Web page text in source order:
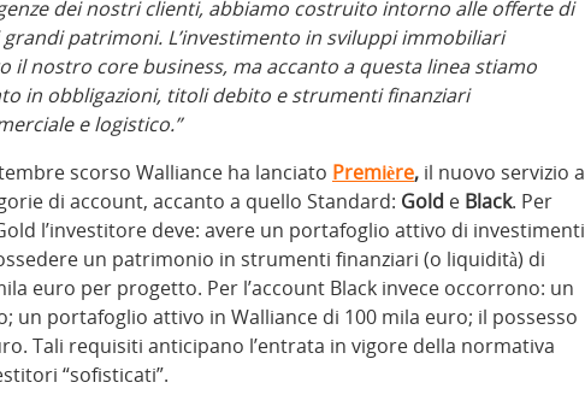
dei nostri clienti, abbiamo costruito intorno alle offerte di
patrimoni. L’investimento in sviluppi immobiliari
il nostro core business, ma accanto a questa linea stiamo
in obbligazioni, titoli debito e strumenti finanziari
e logistico.”
scorso Walliance ha lanciato Première, il nuovo servizio a
di account, accanto a quello Standard: Gold e Black. Per
l’investitore deve: avere un portafoglio attivo di investimenti
un patrimonio in strumenti finanziari (o liquidità) di
euro per progetto. Per l’account Black invece occorrono: un
un portafoglio attivo in Walliance di 100 mila euro; il possesso
Tali requisiti anticipano l’entrata in vigore della normativa
“sofisticati”.